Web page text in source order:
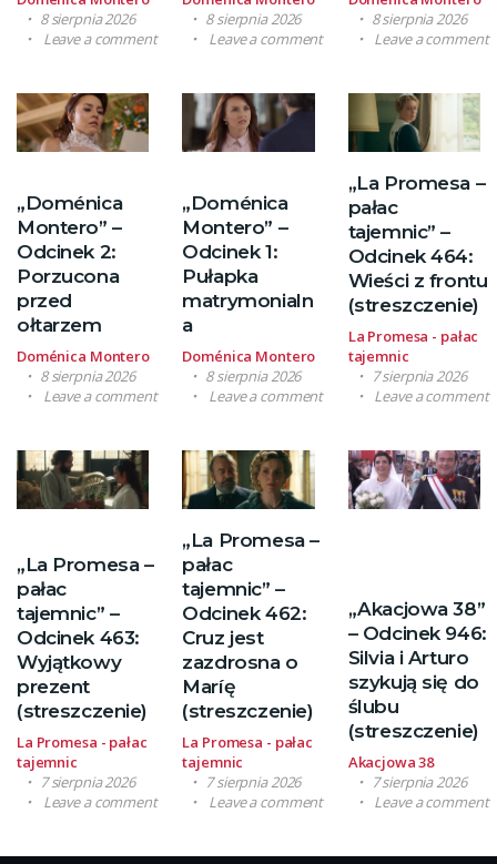
8 sierpnia 2026
Leave a comment
8 sierpnia 2026
Leave a comment
8 sierpnia 2026
Leave a comment
„Doménica
Montero” –
Odcinek 2:
Porzucona
przed
ołtarzem
Doménica Montero
8 sierpnia 2026
Leave a comment
„Doménica
Montero” –
Odcinek 1:
Pułapka
matrymonialn
a
Doménica Montero
8 sierpnia 2026
Leave a comment
„La Promesa –
pałac
tajemnic” –
Odcinek 464:
Wieści z frontu
(streszczenie)
La Promesa - pałac
tajemnic
7 sierpnia 2026
Leave a comment
„La Promesa –
pałac
tajemnic” –
Odcinek 463:
Wyjątkowy
prezent
(streszczenie)
La Promesa - pałac
tajemnic
7 sierpnia 2026
Leave a comment
„La Promesa –
pałac
tajemnic” –
Odcinek 462:
Cruz jest
zazdrosna o
Maríę
(streszczenie)
La Promesa - pałac
tajemnic
7 sierpnia 2026
Leave a comment
„Akacjowa 38”
– Odcinek 946:
Silvia i Arturo
szykują się do
ślubu
(streszczenie)
Akacjowa 38
7 sierpnia 2026
Leave a comment